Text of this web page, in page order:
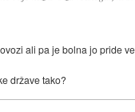
ali pa je bolna jo pride
države tako?